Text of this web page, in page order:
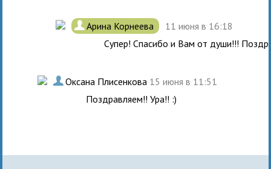
. Арина Корнеева
11 июня в 16:18
Супер! Спасибо и Вам от души!!!
. Оксана Плисенкова 15 июня в 11:51
Поздравляем!! Ура!! :)